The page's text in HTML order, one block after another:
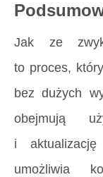
Jak ze
to proces,
bez dużych
obejmują
i aktualizację
umożliwia